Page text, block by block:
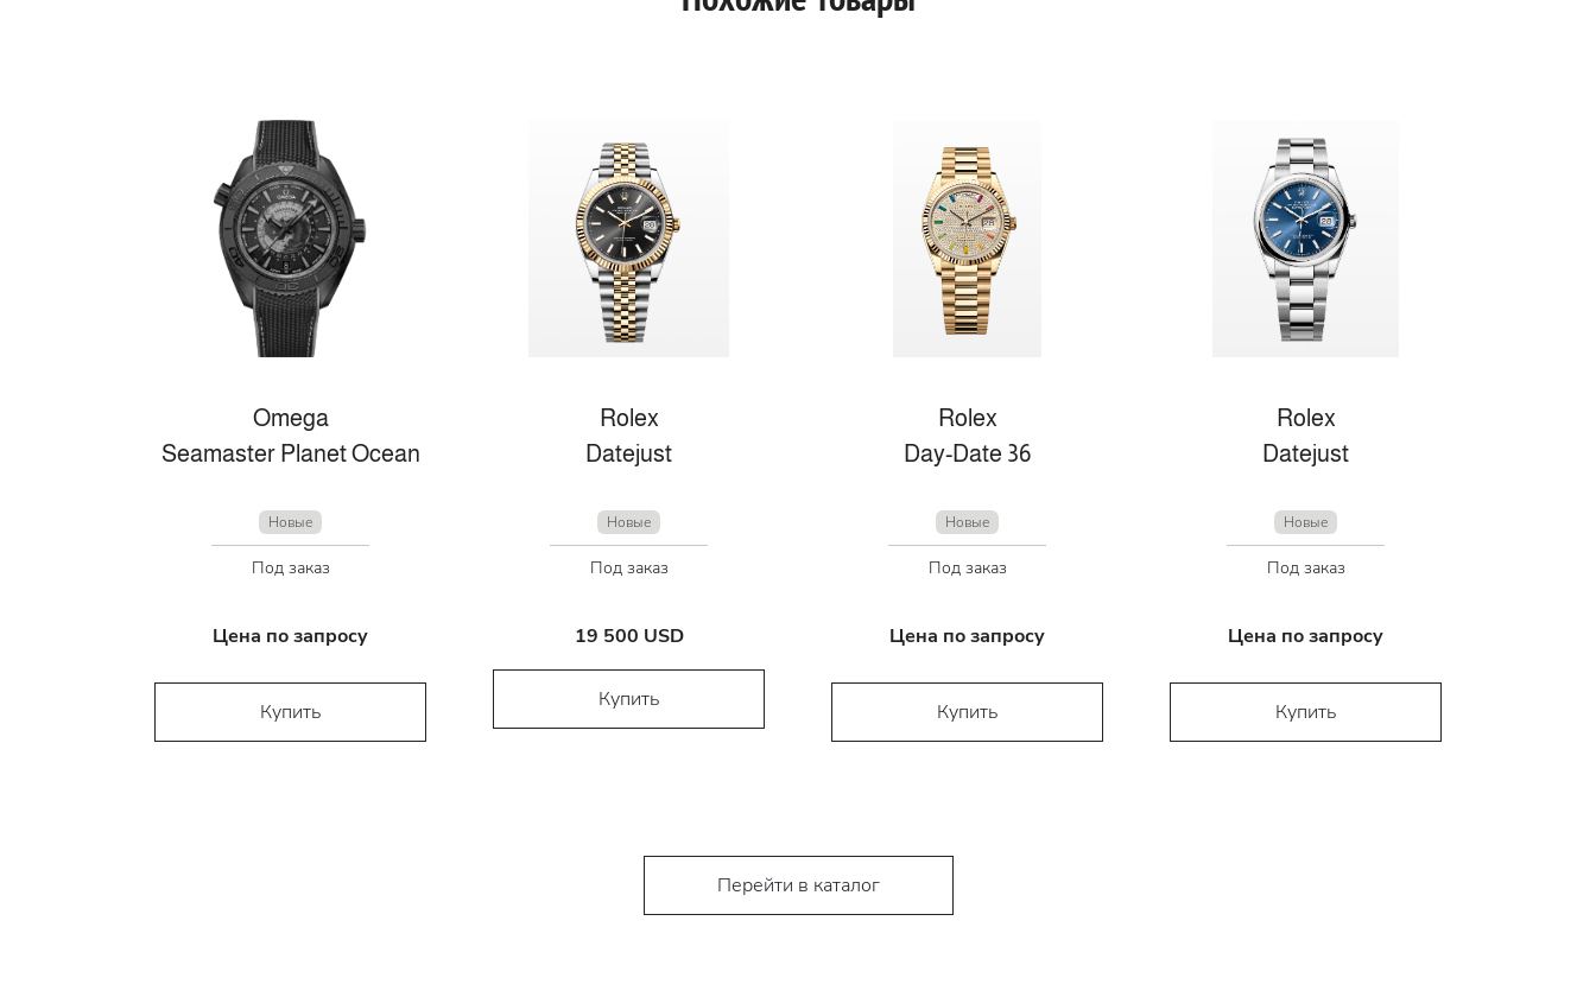
Omega
Seamaster Planet Ocean
Новые
Под заказ
Цена по запросу
Купить
Rolex
Datejust
Новые
Под заказ
19 500 USD
Купить
Rolex
Day-Date 36
Новые
Под заказ
Цена по запросу
Купить
Rolex
Datejust
Новые
Под заказ
Цена по запросу
Купить
Перейти в каталог